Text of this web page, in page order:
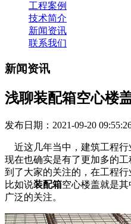
工程案例
技术简介
新闻资讯
联系我们
新闻资讯
浅聊装配箱空心楼
发布日期：2021-09-20
近这几年当中，建筑工程行
现在也确实是有了更加多的
到了大家的关注的，在工程
比如说装配箱空心楼盖就是
广泛的关注。